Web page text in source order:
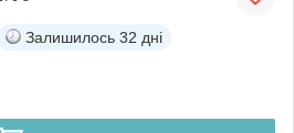
Залишилось 32 дні